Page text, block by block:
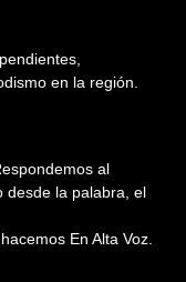
en la región.
al
desde la palabra, el
En Alta Voz.